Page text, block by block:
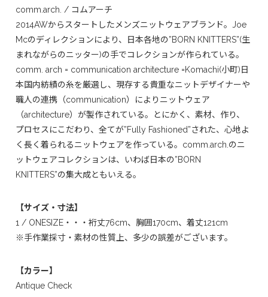
comm.arch. / コムアーチ
2014AWからスタートしたメンズニットウェアブランド。Joe
Mcのディレクションにより、日本各地の”BORN KNITTERS”(生
まれながらのニッター)の手でコレクションが作られている。
comm. arch = communication architecture =Komachi(小町)日
本国内紡績の糸を厳選し、現存する貴重なニットデザイナーや
職人の連携（communication）によりニットウェア
（architecture）が製作されている。とにかく、素材、作り、
プロセスにこだわり、全てが”Fully Fashioned”された、心地よ
く長く着られるニットウェアを作っている。comm.arch.のニ
ットウェアコレクションは、いわば日本の”BORN
KNITTERS”の集大成ともいえる。
【サイズ・寸法】
1 / ONESIZE・・・裄丈76cm、胸囲170cm、着丈121cm
※手作業採寸・素材の性質上、多少の誤差がございます。
【カラー】
Antique Check